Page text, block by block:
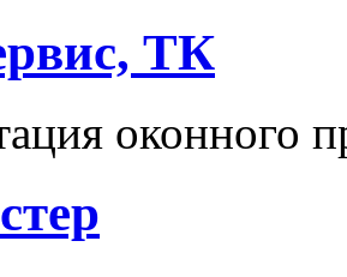
ТК
оконного